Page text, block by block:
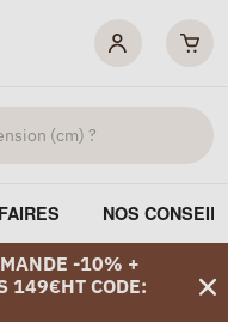
NOS
-10% +
149€HT CODE: